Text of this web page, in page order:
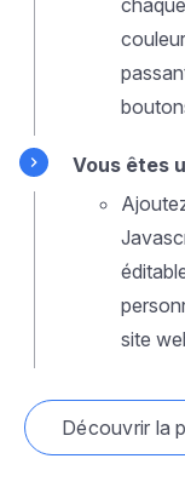
Vous êtes
site
Découvrir la